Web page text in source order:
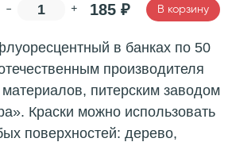
- + 185 ₽ В корзину
в банках по 50
производителя
питерским заводом
Краски можно использовать
поверхностей: дерево,